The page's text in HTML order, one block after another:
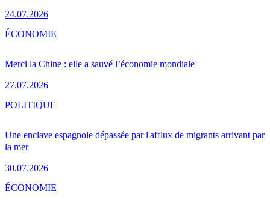
24.07.2026
Merci la Chine : elle a sauvé l’économie mondiale
27.07.2026
ÉCONOMIE
Une enclave espagnole dépassée par l'afflux de migrants arrivant par
la mer
30.07.2026
POLITIQUE
ÉCONOMIE